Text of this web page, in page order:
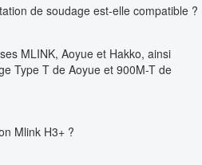
de soudage est-elle compatible ?
MLINK, Aoyue et Hakko, ainsi
Type T de Aoyue et 900M-T de
Mlink H3+ ?